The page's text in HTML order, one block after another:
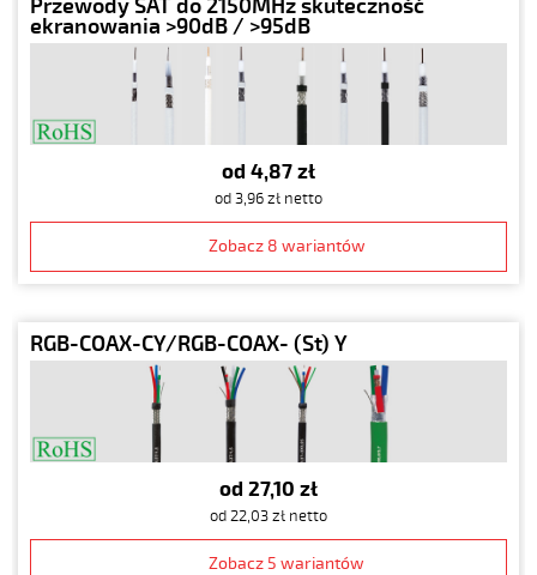
Przewody SAT do 2150MHz skuteczność
ekranowania >90dB / >95dB
od 4,87 zł
od 3,96 zł netto
Zobacz 8 wariantów
RGB-COAX-CY/RGB-COAX- (St) Y
od 27,10 zł
od 22,03 zł netto
Zobacz 5 wariantów